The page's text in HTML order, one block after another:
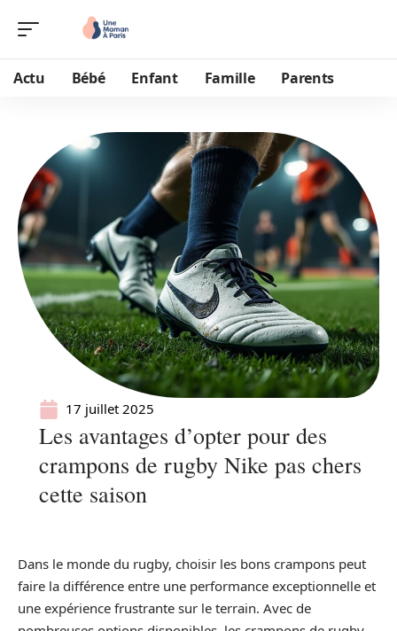
Actu Bébé Enfant Famille Parents
17 juillet 2025
Les avantages d’opter pour des
crampons de rugby Nike pas chers
cette saison
Dans le monde du rugby, choisir les bons crampons peut
faire la différence entre une performance exceptionnelle et
une expérience frustrante sur le terrain. Avec de